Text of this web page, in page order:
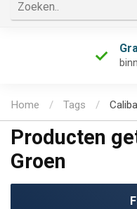
Home / Tags /
Producten
Groen